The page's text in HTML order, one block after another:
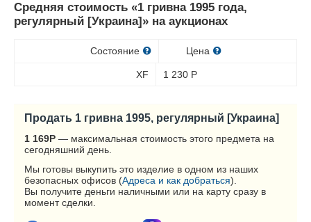
Средняя стоимость «1 гривна 1995 года,
регулярный [Украина]» на аукционах
Состояние Цена
XF 1 230 Р
Продать 1 гривна 1995, регулярный [Украина]
1 169Р — максимальная стоимость этого предмета на
сегодняшний день.
Мы готовы выкупить это изделие в одном из наших
безопасных офисов (Адреса и как добраться).
Вы получите деньги наличными или на карту сразу в
момент сделки.